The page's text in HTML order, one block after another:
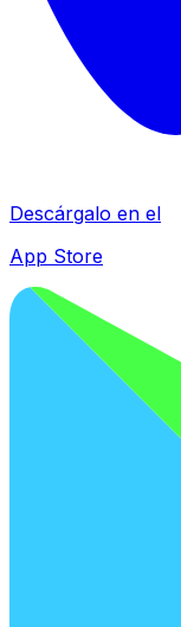
Descárgalo en el
App Store